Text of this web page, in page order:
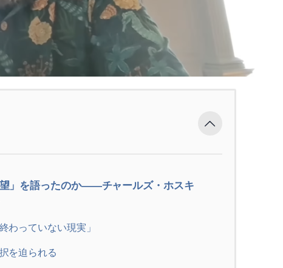
」を語ったのか――チャールズ・ホスキ
わっていない現実」
を迫られる